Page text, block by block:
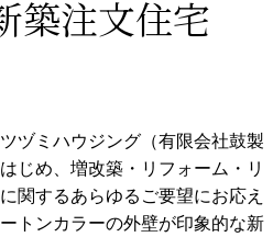
築注文住宅
ヅミハウジング（有限会社鼓製
じめ、増改築・リフォーム・リ
関するあらゆるご要望にお応え
トンカラーの外壁が印象的な新